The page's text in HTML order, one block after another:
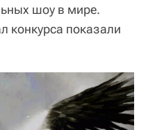
шоу в мире.
конкурса показали